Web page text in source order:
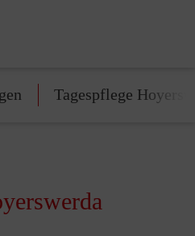
Tagespflege